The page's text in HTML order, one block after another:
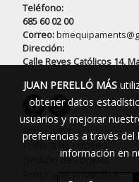
Teléfono:
685 60 02 00
Correo:
Dirección:
Calle Reyes Católicos 14,
Aviso legal
Política de cookies
Gestión de cookies
JUAN PERELLÓ MÁS
obtener datos
usuarios y mejorar
preferencias a través
información en